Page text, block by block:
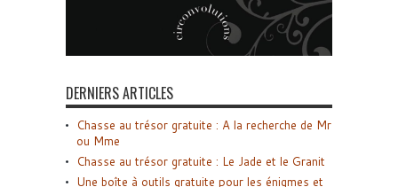
DERNIERS ARTICLES
Chasse au trésor gratuite : A la recherche de Mr
ou Mme
Chasse au trésor gratuite : Le Jade et le Granit
Une boîte à outils gratuite pour les énigmes et